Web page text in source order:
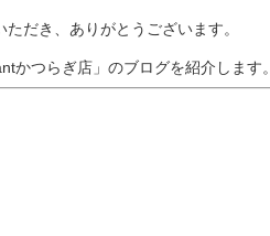
だき、ありがとうございます。
かつらぎ店」のブログを紹介します。